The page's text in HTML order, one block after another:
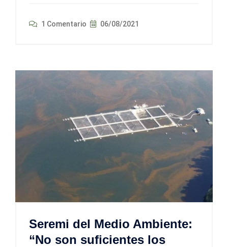
1 Comentario 06/08/2021
Seremi del Medio Ambiente:
“No son suficientes los